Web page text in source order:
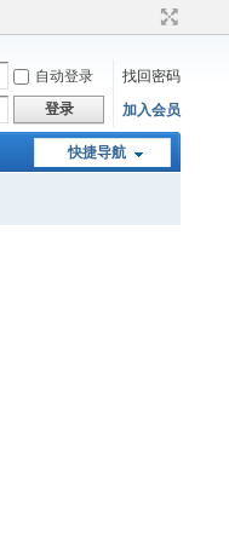
自动登录
找回密码
登录 加入会员
快捷导航